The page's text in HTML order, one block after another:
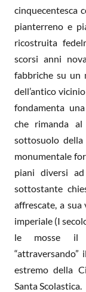
cinquecentesca
pianterreno e
ricostruita
scorsi anni
fabbriche su un
dell’antico
fondamenta
che rimanda
sottosuolo della
monumentale
piani diversi
sottostante
affrescate, a
imperiale (I
le mosse il
“attraversando”
estremo della
Santa Scolastica.